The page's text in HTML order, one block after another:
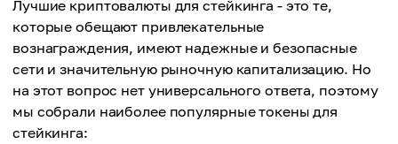
Лучшие криптовалюты для стейкинга - это те,
которые обещают привлекательные
вознаграждения, имеют надежные и безопасные
сети и значительную рыночную капитализацию. Но
на этот вопрос нет универсального ответа, поэтому
мы собрали наиболее популярные токены для
стейкинга: